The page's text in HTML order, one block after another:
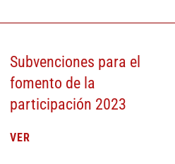
Subvenciones para el
fomento de la
participación 2023
VER